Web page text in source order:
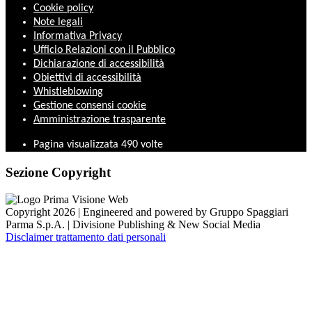
Cookie policy
Note legali
Informativa Privacy
Ufficio Relazioni con il Pubblico
Dichiarazione di accessibilità
Obiettivi di accessibilità
Whistleblowing
Gestione consensi cookie
Amministrazione trasparente
Pagina visualizzata 490 volte
Sezione Copyright
Copyright 2026 | Engineered and powered by Gruppo Spaggiari
Parma S.p.A. | Divisione Publishing & New Social Media
Disclaimer trattamento dati personali